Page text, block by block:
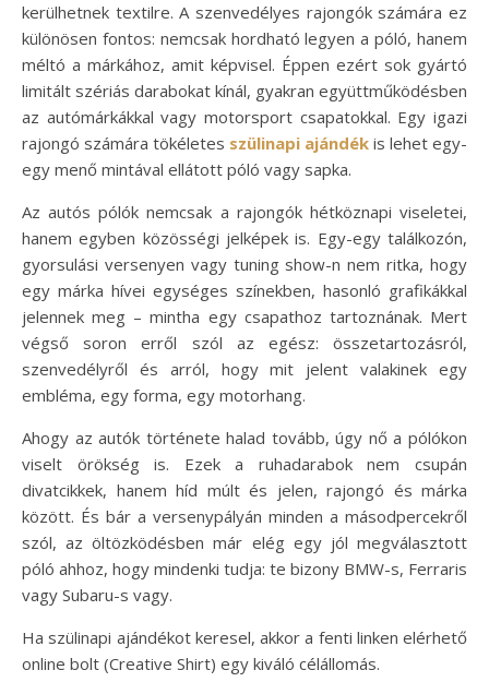
kerülhetnek textilre. A szenvedélyes rajongók számára ez
különösen fontos: nemcsak hordható legyen a póló, hanem
méltó a márkához, amit képvisel. Éppen ezért sok gyártó
limitált szériás darabokat kínál, gyakran együttműködésben
az autómárkákkal vagy motorsport csapatokkal. Egy igazi
rajongó számára tökéletes szülinapi ajándék is lehet egy-
egy menő mintával ellátott póló vagy sapka.
Az autós pólók nemcsak a rajongók hétköznapi viseletei,
hanem egyben közösségi jelképek is. Egy-egy találkozón,
gyorsulási versenyen vagy tuning show-n nem ritka, hogy
egy márka hívei egységes színekben, hasonló grafikákkal
jelennek meg – mintha egy csapathoz tartoznának. Mert
végső soron erről szól az egész: összetartozásról,
szenvedélyről és arról, hogy mit jelent valakinek egy
embléma, egy forma, egy motorhang.
Ahogy az autók története halad tovább, úgy nő a pólókon
viselt örökség is. Ezek a ruhadarabok nem csupán
divatcikkek, hanem híd múlt és jelen, rajongó és márka
között. És bár a versenypályán minden a másodpercekről
szól, az öltözködésben már elég egy jól megválasztott
póló ahhoz, hogy mindenki tudja: te bizony BMW-s, Ferraris
vagy Subaru-s vagy.
Ha szülinapi ajándékot keresel, akkor a fenti linken elérhető
online bolt (Creative Shirt) egy kiváló célállomás.